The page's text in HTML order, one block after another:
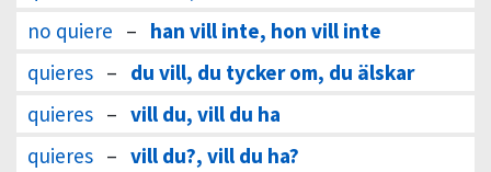
no quiere – han vill inte, hon vill inte
quieres – du vill, du tycker om, du älskar
quieres – vill du, vill du ha
quieres – vill du?, vill du ha?